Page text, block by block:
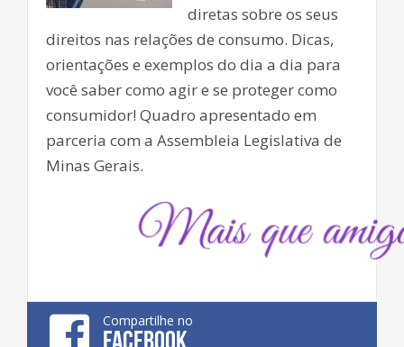
diretas sobre os seus
direitos nas relações de consumo. Dicas,
orientações e exemplos do dia a dia para
você saber como agir e se proteger como
consumidor! Quadro apresentado em
parceria com a Assembleia Legislativa de
Minas Gerais.
Compartilhe no
FACEBOOK